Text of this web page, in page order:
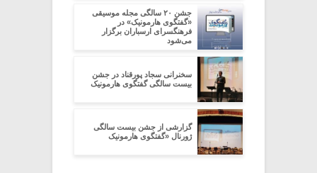
جشن ۲۰ سالگی مجله موسیقی
«گفتگوی هارمونیک» در
فرهنگسرای ارسباران برگزار
می‌شود
سخنرانی سجاد پورقناد در جشن
بیست سالگی گفتگوی هارمونیک
گزارشی از جشن بیست سالگی
ژورنال «گفتگوی هارمونیک